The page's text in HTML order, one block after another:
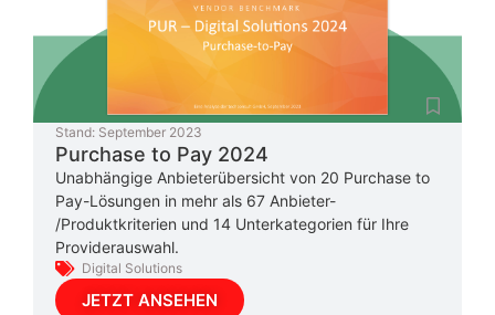
Stand: September 2023
Purchase to Pay 2024
Unabhängige Anbieterübersicht von 20 Purchase to
Pay-Lösungen in mehr als 67 Anbieter-
/Produktkriterien und 14 Unterkategorien für Ihre
Providerauswahl.
Digital Solutions
JETZT ANSEHEN